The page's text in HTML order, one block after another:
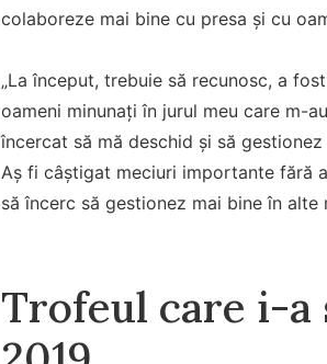
colaboreze mai bine cu presa și cu
„La început, trebuie să recunosc, a
oameni minunați în jurul meu care m-
încercat să mă deschid și să
Aș fi câștigat meciuri importante fără
să încerc să gestionez mai bine în alte
Trofeul care i-a